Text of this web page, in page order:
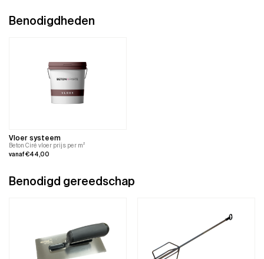
Benodigdheden
Vloer systeem
Beton Ciré vloer prijs per m²
vanaf€44,00
product
heeft
Benodigd gereedschap